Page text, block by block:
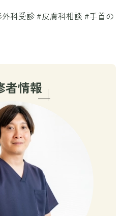
科受診 #皮膚科相談 #手首の